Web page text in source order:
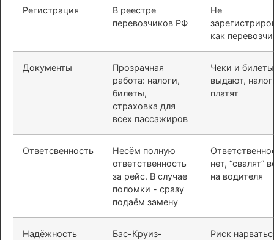
Регистрация
В реестре
перевозчиков РФ
Не
как
Документы
Прозрачная
работа: налоги,
билеты,
страховка для
всех пассажиров
Чеки и
выдают,
платят
Ответсвенность
Несём полную
ответственность
за рейс. В случае
поломки - сразу
подаём замену
нет, “свалят”
на водителя
Надёжность
Бас-Круиз-
Риск